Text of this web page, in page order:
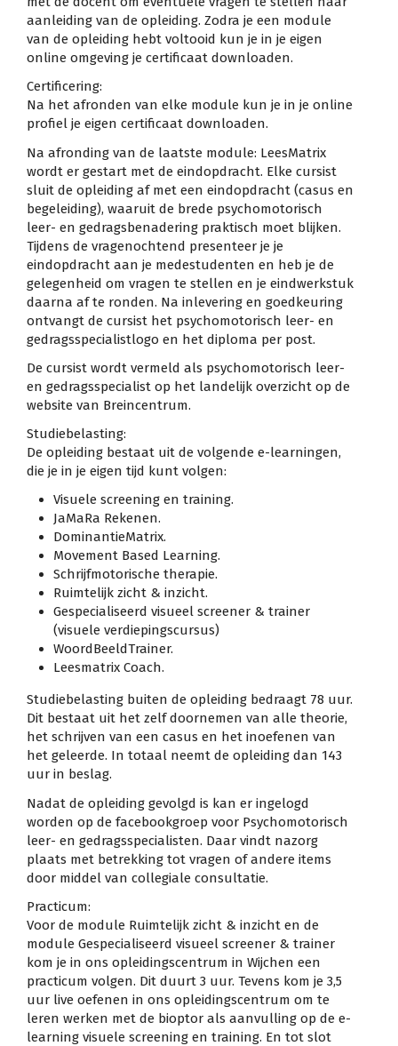
aanleiding van de opleiding. Zodra je een module
van de opleiding hebt voltooid kun je in je eigen
online omgeving je certificaat downloaden.
Certificering:
Na het afronden van elke module kun je in je online
profiel je eigen certificaat downloaden.
Na afronding van de laatste module: LeesMatrix
wordt er gestart met de eindopdracht. Elke cursist
sluit de opleiding af met een eindopdracht (casus en
begeleiding), waaruit de brede psychomotorisch
leer- en gedragsbenadering praktisch moet blijken.
Tijdens de vragenochtend presenteer je je
eindopdracht aan je medestudenten en heb je de
gelegenheid om vragen te stellen en je eindwerkstuk
daarna af te ronden. Na inlevering en goedkeuring
ontvangt de cursist het psychomotorisch leer- en
gedragsspecialistlogo en het diploma per post.
De cursist wordt vermeld als psychomotorisch leer-
en gedragsspecialist op het landelijk overzicht op de
website van Breincentrum.
Studiebelasting:
De opleiding bestaat uit de volgende e-learningen,
die je in je eigen tijd kunt volgen:
Visuele screening en training.
JaMaRa Rekenen.
DominantieMatrix.
Movement Based Learning.
Schrijfmotorische therapie.
Ruimtelijk zicht & inzicht.
Gespecialiseerd visueel screener & trainer
(visuele verdiepingscursus)
WoordBeeldTrainer.
Leesmatrix Coach.
Studiebelasting buiten de opleiding bedraagt 78 uur.
Dit bestaat uit het zelf doornemen van alle theorie,
het schrijven van een casus en het inoefenen van
het geleerde. In totaal neemt de opleiding dan 143
uur in beslag.
Nadat de opleiding gevolgd is kan er ingelogd
worden op de facebookgroep voor Psychomotorisch
leer- en gedragsspecialisten. Daar vindt nazorg
plaats met betrekking tot vragen of andere items
door middel van collegiale consultatie.
Practicum:
Voor de module Ruimtelijk zicht & inzicht en de
module Gespecialiseerd visueel screener & trainer
kom je in ons opleidingscentrum in Wijchen een
practicum volgen. Dit duurt 3 uur. Tevens kom je 3,5
uur live oefenen in ons opleidingscentrum om te
leren werken met de bioptor als aanvulling op de e-
learning visuele screening en training. En tot slot